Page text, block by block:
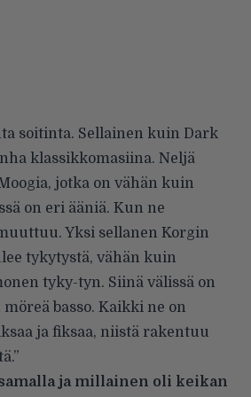
soitinta. Sellainen kuin Dark
klassikkomasiina. Neljä
jotka on vähän kuin
on eri ääniä. Kun ne
Yksi sellanen Korgin
tykytystä, vähän kuin
tyky-tyn. Siinä välissä on
basso. Kaikki ne on
ja fiksaa, niistä rakentuu
ja millainen oli keikan